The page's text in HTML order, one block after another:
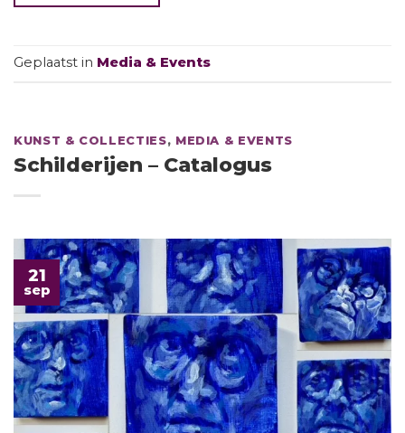
Geplaatst in Media & Events
KUNST & COLLECTIES, MEDIA & EVENTS
Schilderijen – Catalogus
21
sep